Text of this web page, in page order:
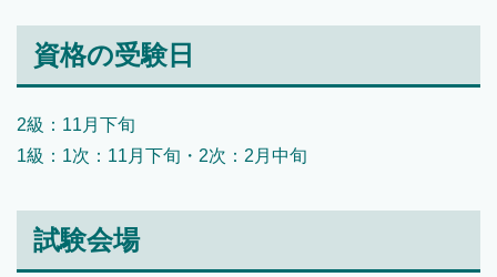
資格の受験日
2級：11月下旬
1級：1次：11月下旬・2次：2月中旬
試験会場